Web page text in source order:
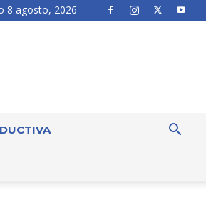
8 agosto, 2026